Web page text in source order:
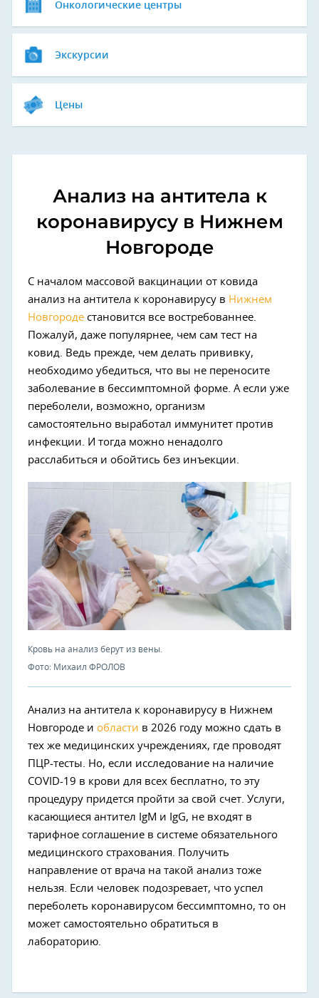
Онкологические центры
Экскурсии
Цены
Анализ на антитела к
коронавирусу в Нижнем
Новгороде
С началом массовой вакцинации от ковида
анализ на антитела к коронавирусу в Нижнем
Новгороде становится все востребованнее.
Пожалуй, даже популярнее, чем сам тест на
ковид. Ведь прежде, чем делать прививку,
необходимо убедиться, что вы не переносите
заболевание в бессимптомной форме. А если уже
переболели, возможно, организм
самостоятельно выработал иммунитет против
инфекции. И тогда можно ненадолго
расслабиться и обойтись без инъекции.
Кровь на анализ берут из вены.
Фото: Михаил ФРОЛОВ
Анализ на антитела к коронавирусу в Нижнем
Новгороде и области в 2026 году можно сдать в
тех же медицинских учреждениях, где проводят
ПЦР-тесты. Но, если исследование на наличие
COVID-19 в крови для всех бесплатно, то эту
процедуру придется пройти за свой счет. Услуги,
касающиеся антител IgM и IgG, не входят в
тарифное соглашение в системе обязательного
медицинского страхования. Получить
направление от врача на такой анализ тоже
нельзя. Если человек подозревает, что успел
переболеть коронавирусом бессимптомно, то он
может самостоятельно обратиться в
лабораторию.